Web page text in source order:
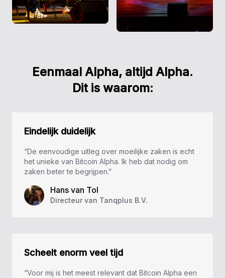
Eenmaal Alpha, altijd Alpha.
Dit is waarom:
Eindelijk duidelijk
“De eenvoudige uitleg over moeilijke zaken is echt
het unieke van Bitcoin Alpha. Ik heb dat nodig om
zaken beter te begrijpen.”
Hans van Tol
Directeur van Tanqplus B.V.
Scheelt enorm veel tijd
“Voor mij is het meest relevant dat Bitcoin Alpha een